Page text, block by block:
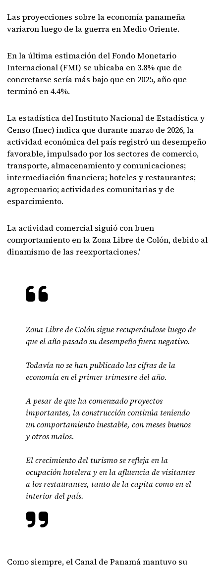
Las proyecciones sobre la economía panameña
variaron luego de la guerra en Medio Oriente.
En la última estimación del Fondo Monetario
Internacional (FMI) se ubicaba en 3.8% que de
concretarse sería más bajo que en 2025, año que
terminó en 4.4%.
La estadística del Instituto Nacional de Estadística y
Censo (Inec) indica que durante marzo de 2026, la
actividad económica del país registró un desempeño
favorable, impulsado por los sectores de comercio,
transporte, almacenamiento y comunicaciones;
intermediación financiera; hoteles y restaurantes;
agropecuario; actividades comunitarias y de
esparcimiento.
La actividad comercial siguió con buen
comportamiento en la Zona Libre de Colón, debido al
dinamismo de las reexportaciones.'
Zona Libre de Colón sigue recuperándose luego de
que el año pasado su desempeño fuera negativo.
Todavía no se han publicado las cifras de la
economía en el primer trimestre del año.
A pesar de que ha comenzado proyectos
importantes, la construcción continúa teniendo
un comportamiento inestable, con meses buenos
y otros malos.
El crecimiento del turismo se refleja en la
ocupación hotelera y en la afluencia de visitantes
a los restaurantes, tanto de la capita como en el
interior del país.
Como siempre, el Canal de Panamá mantuvo su